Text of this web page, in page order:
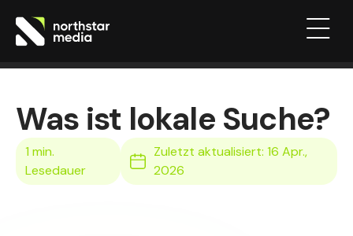
Was ist lokale Suche?
Zuletzt aktualisiert: 16 Apr.,
2026